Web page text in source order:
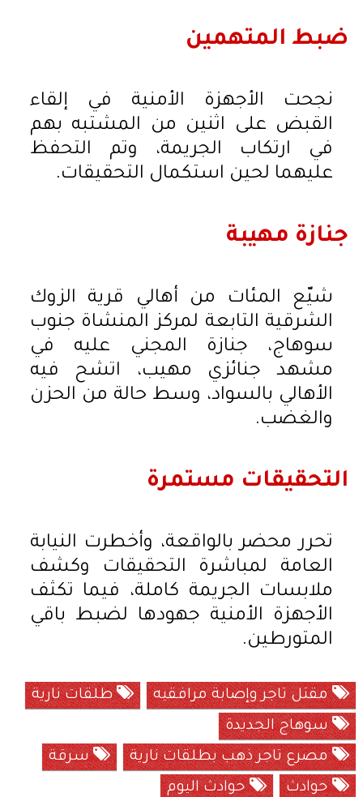
ضبط المتهمين
نجحت الأجهزة الأمنية في إلقاء
القبض على اثنين من المشتبه بهم
في ارتكاب الجريمة، وتم التحفظ
عليهما لحين استكمال التحقيقات.
جنازة مهيبة
شيّع المئات من أهالي قرية الزوك
الشرقية التابعة لمركز المنشاة جنوب
سوهاج، جنازة المجني عليه في
مشهد جنائزي مهيب، اتشح فيه
الأهالي بالسواد، وسط حالة من الحزن
والغضب.
التحقيقات مستمرة
تحرر محضر بالواقعة، وأخطرت النيابة
العامة لمباشرة التحقيقات وكشف
ملابسات الجريمة كاملة، فيما تكثف
الأجهزة الأمنية جهودها لضبط باقي
المتورطين.
مقتل تاجر وإصابة مرافقيه
طلقات نارية
سوهاج الجديدة
مصرع تاجر ذهب بطلقات نارية
سرقة
حوادث
حوادث اليوم